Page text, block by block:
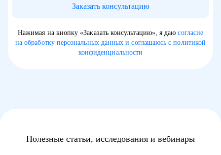
Заказать консультацию
Нажимая на кнопку «Заказать консультацию», я даю согласие
на обработку персональных данных и соглашаюсь с политикой
конфиденциальности
Полезные статьи, исследования и вебинары